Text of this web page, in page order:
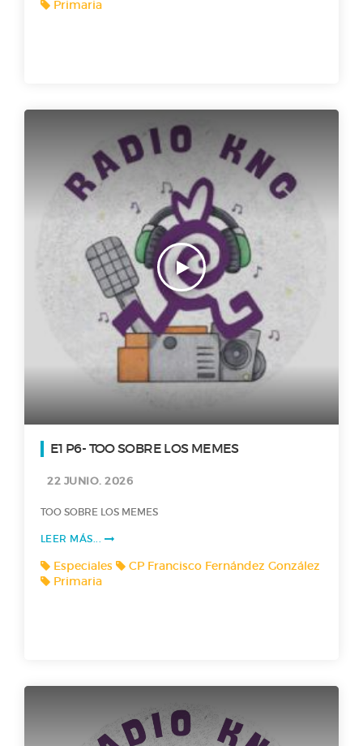
Primaria
E1 P6- TOO SOBRE LOS MEMES
22 JUNIO. 2026
TOO SOBRE LOS MEMES
LEER MÁS...
Especiales
CP Francisco Fernández González
Primaria